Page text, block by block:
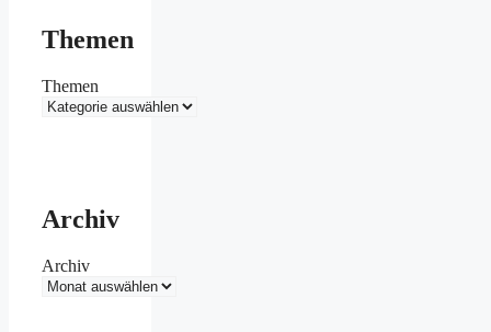
Themen
Themen
Archiv
Archiv